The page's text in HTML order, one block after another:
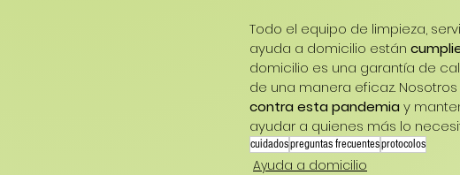
Todo el equipo de limpieza,
ayuda a domicilio están
domicilio es una garantía de
de una manera eficaz.
contra esta pandemia y
ayudar a quienes más lo
cuidadospreguntas frecuentesprotocolos
Ayuda a domicilio